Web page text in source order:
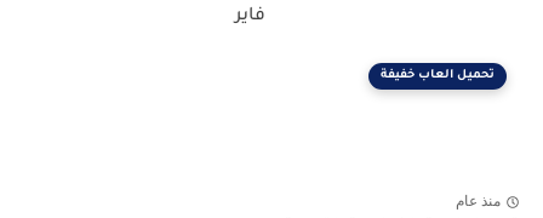
فاير
تحميل العاب خفيفة
منذ عام